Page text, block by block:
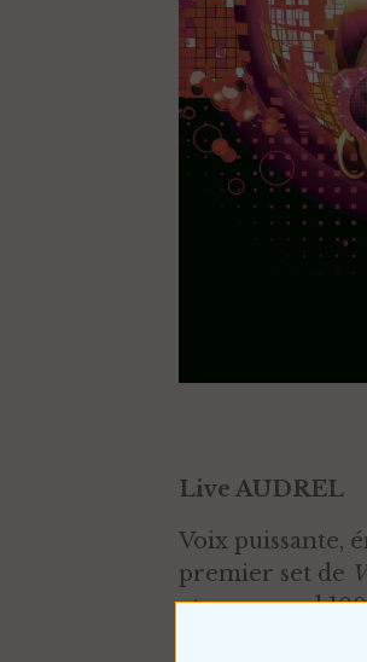
Live AUDREL
Voix puissante,
premier set de
et un second